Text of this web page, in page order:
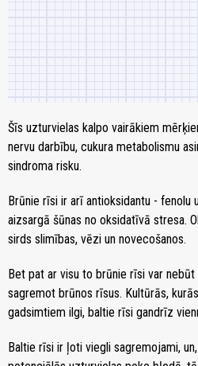
Šīs uzturvielas kalpo vairākiem
nervu darbību, cukura metabolismu
sindroma risku.
Brūnie rīsi ir arī antioksidantu - fenolu
aizsargā šūnas no oksidatīvā stresa.
sirds slimības, vēzi un novecošanos.
Bet pat ar visu to brūnie rīsi var
sagremot brūnos rīsus. Kultūrās,
gadsimtiem ilgi, baltie rīsi gandrīz
Baltie rīsi ir ļoti viegli sagremojami,